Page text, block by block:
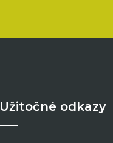
Užitočné odkazy